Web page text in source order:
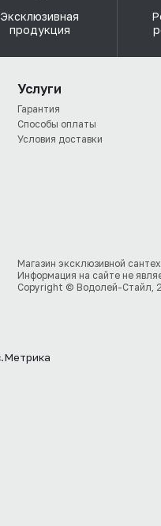
Эксклюзивная
продукция
Услуги
Гарантия
Способы оплаты
Условия доставки
Магазин эксклюзивной
Информация на сайте не
Copyright © Водолей-Стайл,